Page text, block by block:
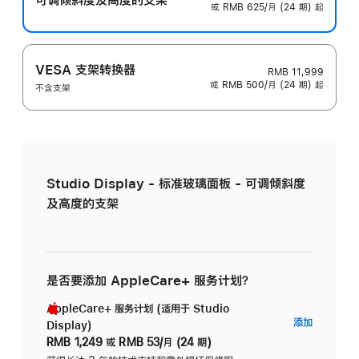
或 RMB 625/月 (24 期) 起
VESA 支架转换器
不含支架
RMB 11,999
或 RMB 500/月 (24 期) 起
Studio Display - 标准玻璃面板 - 可调倾斜度
及高度的支架
是否要添加 AppleCare+ 服务计划？
AppleCare+ 服务计划 (适用于 Studio
Display)
RMB 1,249 或 RMB 53/月 (24 期)
添加